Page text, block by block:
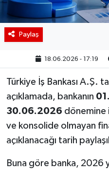
Paylaş
18.06.2026 - 17:19
Türkiye İş Bankası A.Ş.
açıklamada, bankanın
30.06.2026 dönemine
ve konsolide olmayan
açıklanacağı tarih
Buna göre banka, 2026
Kiripto Para Piyasası
İletişim